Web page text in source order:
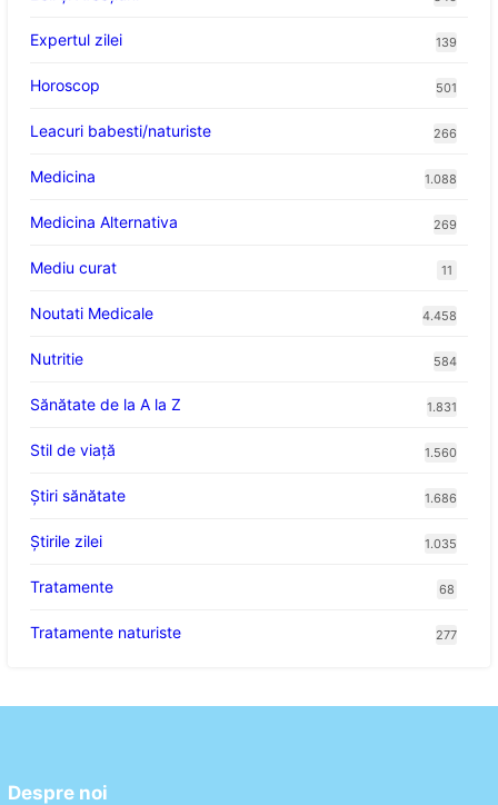
Expertul zilei 139
Horoscop 501
Leacuri babesti/naturiste 266
Medicina 1.088
Medicina Alternativa 269
Mediu curat 11
Noutati Medicale 4.458
Nutritie 584
Sănătate de la A la Z 1.831
Stil de viaţă 1.560
Ştiri sănătate 1.686
Știrile zilei 1.035
Tratamente 68
Tratamente naturiste 277
Despre noi